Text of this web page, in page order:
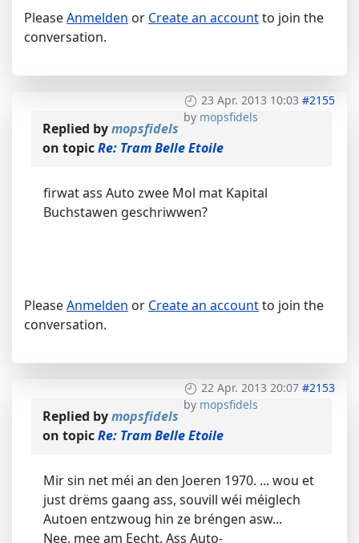
PleaseAnmelden or Create an accountto join the
conversation.
23 Apr. 2013 10:03 #2155
by mopsfidels
Replied bymopsfidels
on topicRe: Tram Belle Etoile
firwat ass Auto zwee Mol mat Kapital
Buchstawen geschriwwen?
PleaseAnmelden or Create an accountto join the
conversation.
22 Apr. 2013 20:07 #2153
by mopsfidels
Replied bymopsfidels
on topicRe: Tram Belle Etoile
Mir sin net méi an den Joeren 1970. ... wou et
just drëms gaang ass, souvill wéi méiglech
Autoen entzwoug hin ze bréngen asw...
Nee, mee am Eecht. Ass Auto-